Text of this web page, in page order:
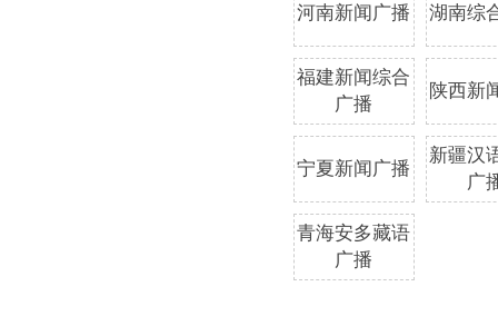
河南新闻广播 湖南综
福建新闻综合
广播
陕西新
宁夏新闻广播
新疆汉
广
青海安多藏语
广播